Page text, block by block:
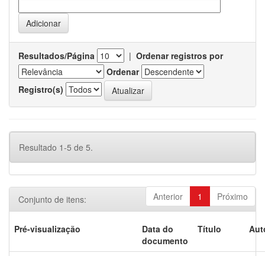
Resultados/Página | Ordenar registros por
Ordenar
Registro(s)
Resultado 1-5 de 5.
Anterior 1 Próximo
Conjunto de itens:
Pré-visualização
Data do
documento
Título